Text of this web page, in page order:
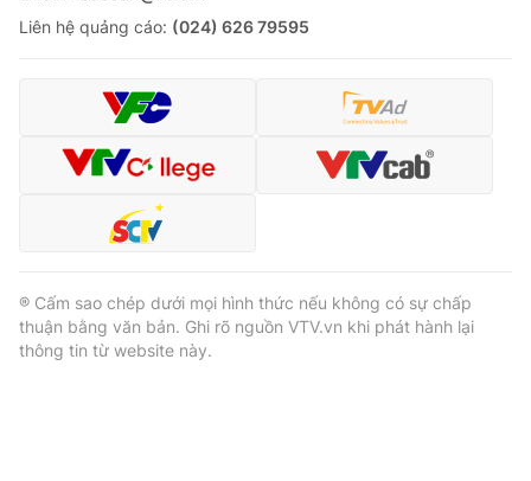
Liên hệ quảng cáo: (024) 626 79595
® Cấm sao chép dưới mọi hình thức nếu không có sự chấp
thuận bằng văn bản. Ghi rõ nguồn VTV.vn khi phát hành lại
thông tin từ website này.